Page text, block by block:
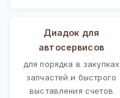
Диадок для
автосервисов
для порядка в закупках
запчастей и быстрого
выставления счетов